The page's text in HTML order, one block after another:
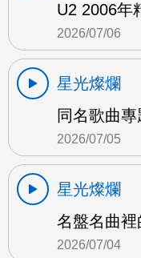
U2 2006年
2026/07/06
星光燦爛
同名歌曲
2026/07/05
星光燦爛
名盤名曲
2026/07/04